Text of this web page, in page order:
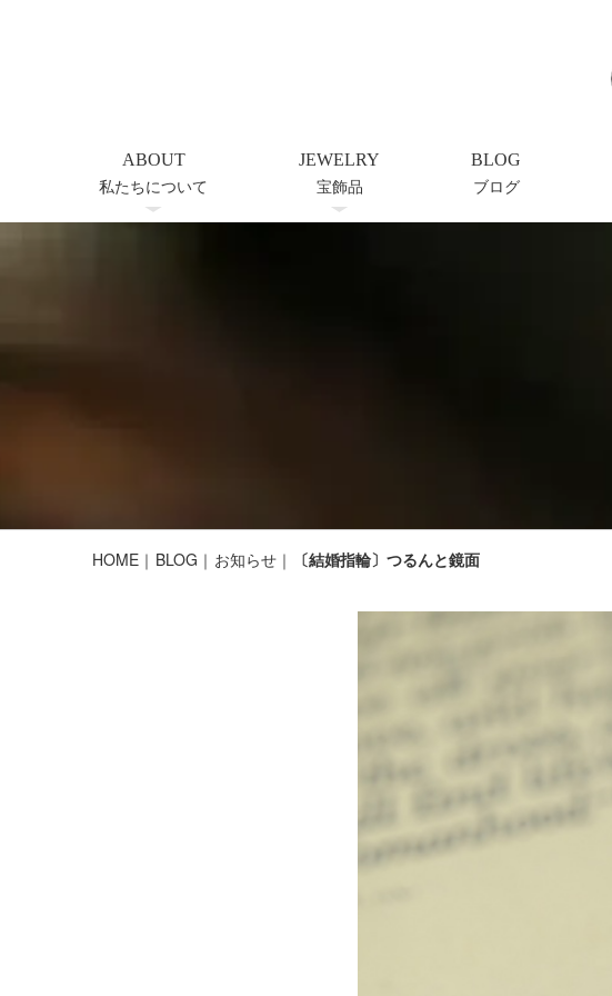
ABOUT
私たちについて
JEWELRY
宝飾品
BLOG
ブログ
HOME BLOG お知らせ 〔結婚指輪〕つるんと鏡面